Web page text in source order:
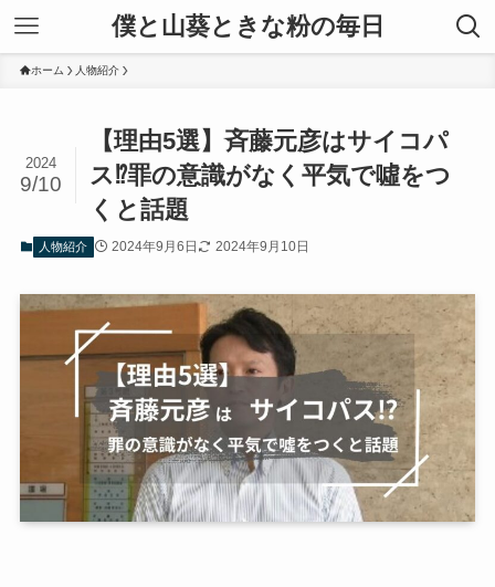
僕と山葵ときな粉の毎日
ホーム 人物紹介
【理由5選】斉藤元彦はサイコパ
ス⁉罪の意識がなく平気で噓をつ
くと話題
2024
9/10
人物紹介 2024年9月6日 2024年9月10日